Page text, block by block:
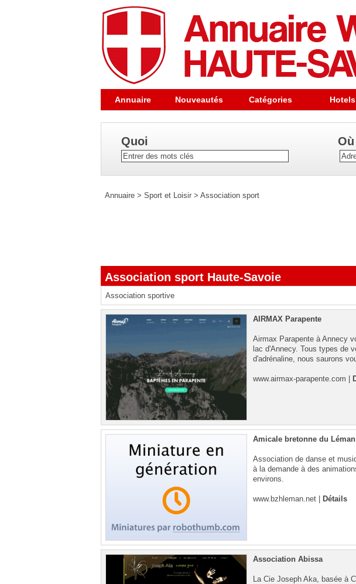
Annuaire Nouveautés Catégories Hotels
Quoi Où
Annuaire > Sport et Loisir > Association sport
Association sport Haute-Savoie
Association sportive
AIRMAX Parapente
Airmax Parapente à Annecy
lac d'Annecy. Tous types de
d'adrénaline, nous saurons
www.airmax-parapente.com
Amicale bretonne du Léman
Association de danse et
à la demande à des
environs.
www.bzhleman.net Détails
Association Abissa
La Cie Joseph Aka, basée à